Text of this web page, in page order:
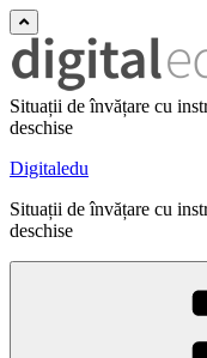
Situații de învățare cu
deschise
Digitaledu
Situații de învățare cu
deschise